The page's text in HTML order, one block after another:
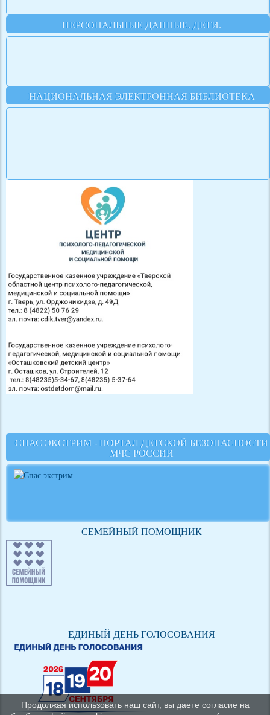
ПЕРСОНАЛЬНЫЕ ДАННЫЕ. ДЕТИ.
НАЦИОНАЛЬНАЯ ЭЛЕКТРОННАЯ БИБЛИОТЕКА
СПАС ЭКСТРИМ - ПОРТАЛ ДЕТСКОЙ БЕЗОПАСНОСТИ
МЧС РОССИИ
СЕМЕЙНЫЙ ПОМОЩНИК
ЕДИНЫЙ ДЕНЬ ГОЛОСОВАНИЯ
Продолжая использовать наш сайт, вы даете согласие на